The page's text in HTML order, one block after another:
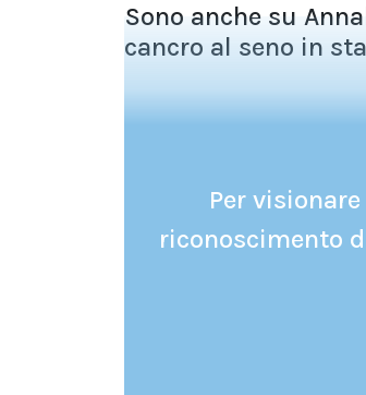
Sono anche su
cancro al seno in
Per
riconoscimento